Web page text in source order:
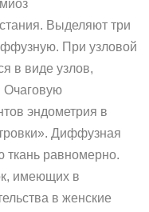
Выделяют три
При узловой
в виде узлов,
Очаговую
эндометрия в
Диффузная
равномерно.
имеющих в
в женские